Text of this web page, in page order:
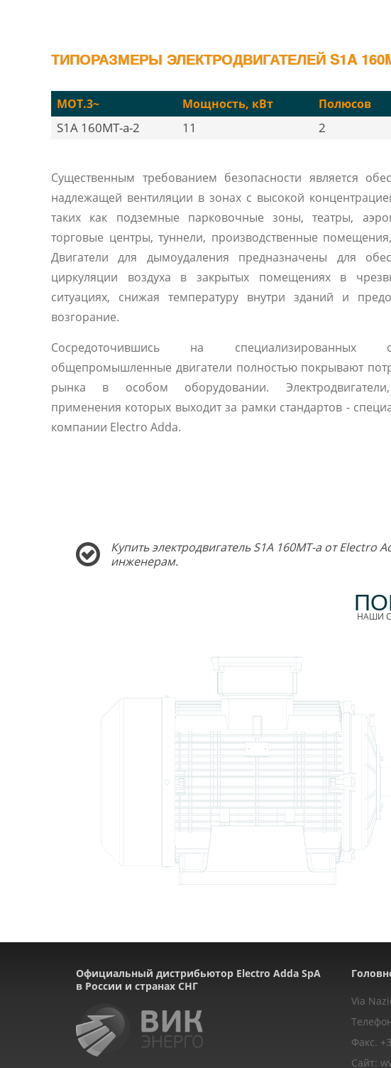
ТИПОРАЗМЕРЫ ЭЛЕКТРОДВИГАТЕЛЕЙ S1A
MOT.3~ Мощность, кВт Полюсов
S1A 160MT-a-2 11 2
Существенным требованием безопасности является
надлежащей вентиляции в зонах с высокой
таких как подземные парковочные зоны, театры,
торговые центры, туннели, производственные
Двигатели для дымоудаления предназначены для
циркуляции воздуха в закрытых помещениях в
ситуациях, снижая температуру внутри зданий и
возгорание.
Сосредоточившись на специализированных
общепромышленные двигатели полностью покрывают
рынка в особом оборудовании.
применения которых выходит за рамки стандартов -
компании Electro Adda.
Купить электродвигатель S1A 160MT-a от
инженерам.
НАШИ
Официальный дистрибьютор Electro Adda SpA
в России и странах СНГ
Via
Факс.
Сайт: